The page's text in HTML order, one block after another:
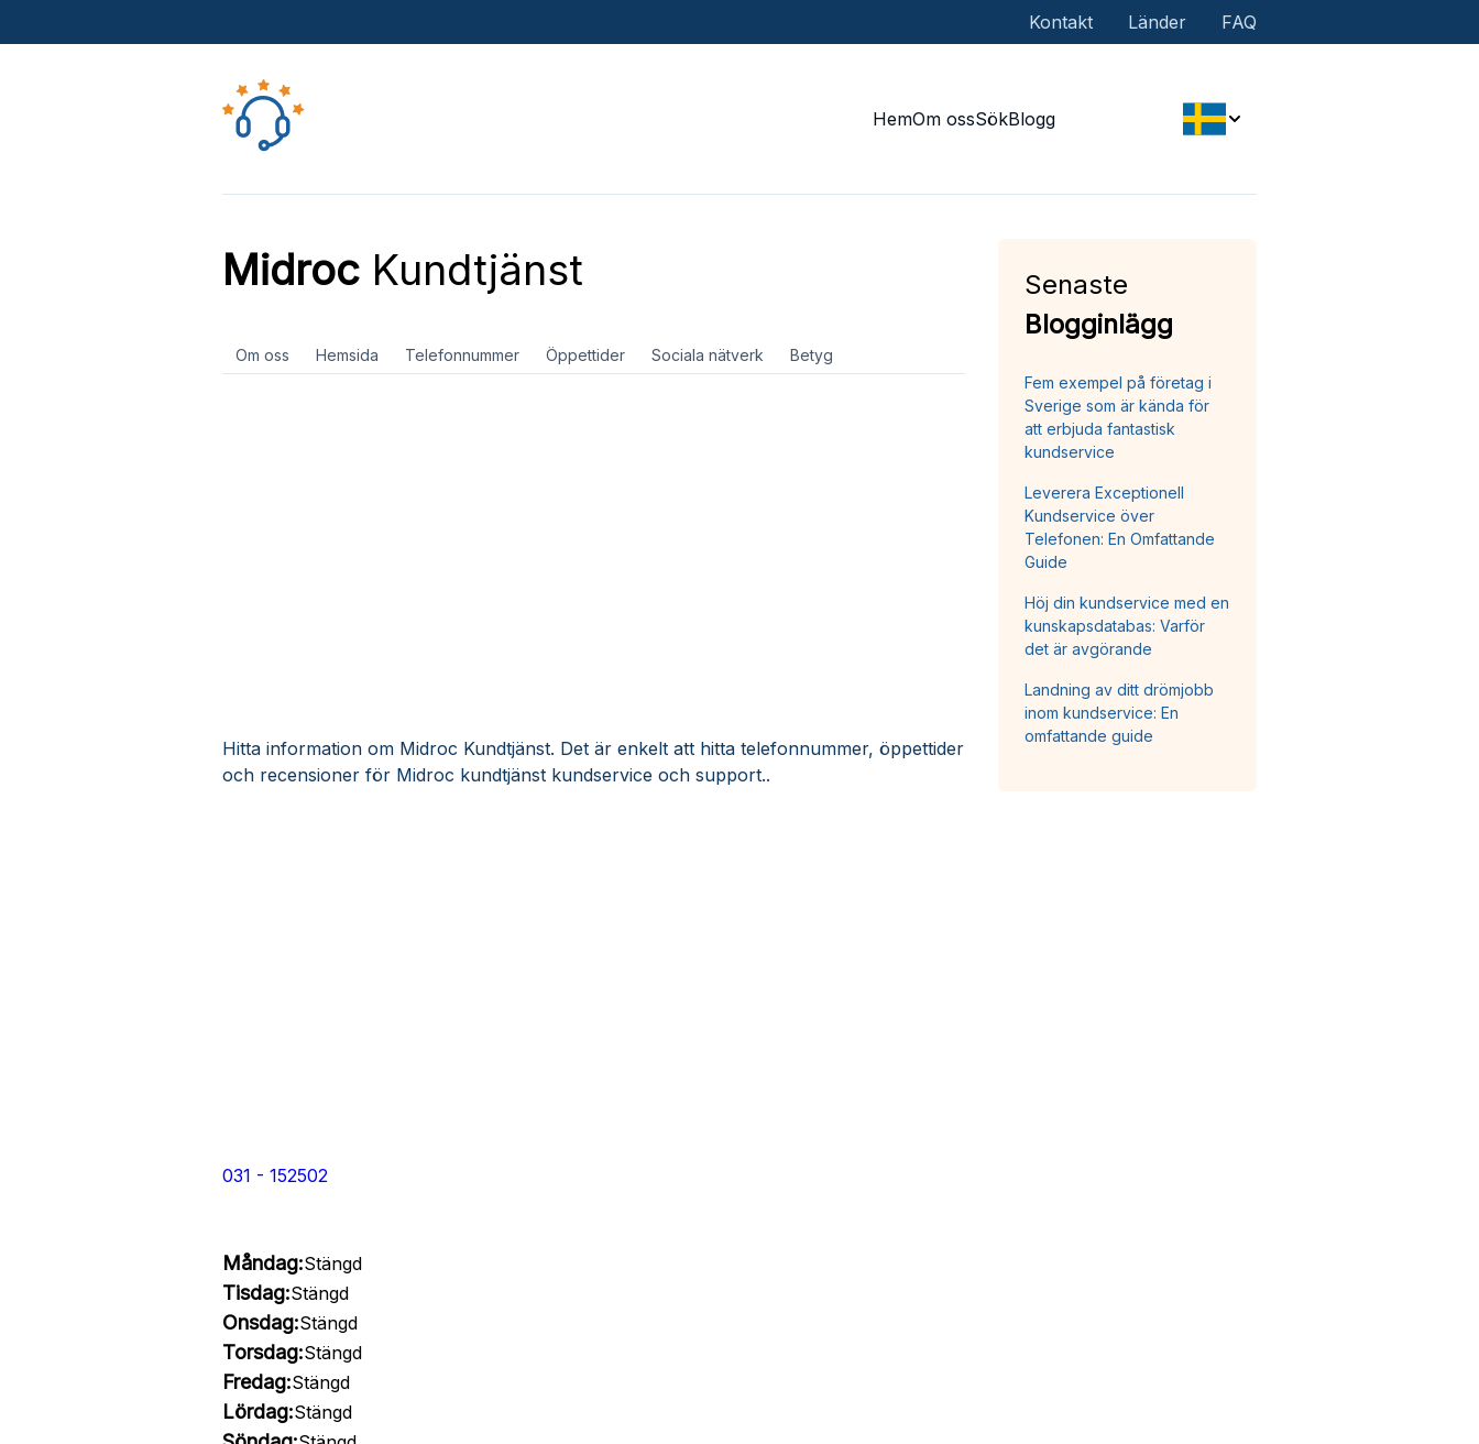
Kontakt Länder FAQ
HemOm ossSökBlogg
MidrocKundtjänst
Om oss Hemsida Telefonnummer Öppettider Sociala nätverk Betyg
Hitta information om Midroc Kundtjänst. Det är enkelt att hitta telefonnummer, öppettider
och recensioner för Midroc kundtjänst kundservice och support..
031 - 152502
Måndag:Stängd
Tisdag:Stängd
Onsdag:Stängd
Torsdag:Stängd
Fredag:Stängd
Lördag:Stängd
Senaste
Blogginlägg
Fem exempel på företag i
Sverige som är kända för
att erbjuda fantastisk
kundservice
Leverera Exceptionell
Kundservice över
Telefonen: En Omfattande
Guide
Höj din kundservice med en
kunskapsdatabas: Varför
det är avgörande
Landning av ditt drömjobb
inom kundservice: En
omfattande guide